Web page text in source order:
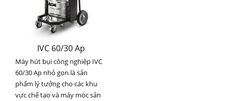
IVC 60/30 Ap
Máy hút bụi công nghiệp IVC
60/30 Ap nhỏ gọn là sản
phẩm lý tưởng cho các khu
vực chế tạo và máy móc sản